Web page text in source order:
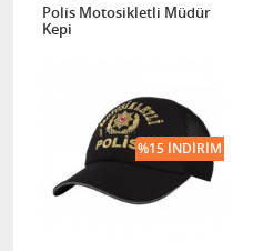
Polis Motosikletli Müdür
Kepi
%15 İNDIRIM